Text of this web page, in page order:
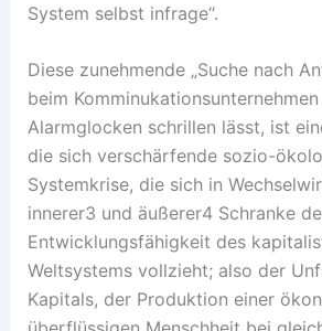
System selbst infrage“.
Diese zunehmende „Suche nach
beim
Alarmglocken schrillen lässt, ist
die sich verschärfende sozio-
Systemkrise, die sich in
innerer3 und äußerer4 Schranke
Entwicklungsfähigkeit des
Weltsystems vollzieht; also der
Kapitals, der Produktion einer